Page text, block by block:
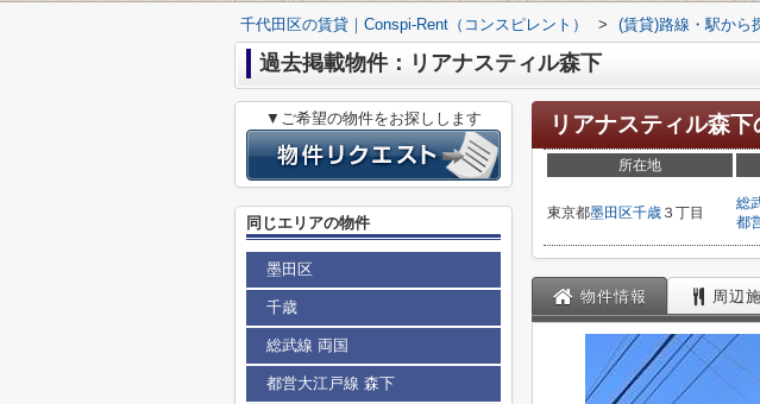
千代田区の賃貸｜Conspi-Rent（コンスピレント） > (賃貸)路線・駅から
過去掲載物件：リアナスティル森下
リアナスティル森下
所在地
東京都墨田区千歳 ３丁目
総
都
物件情報 周辺
▼ご希望の物件をお探しします
同じエリアの物件
墨田区
千歳
総武線 両国
都営大江戸線 森下